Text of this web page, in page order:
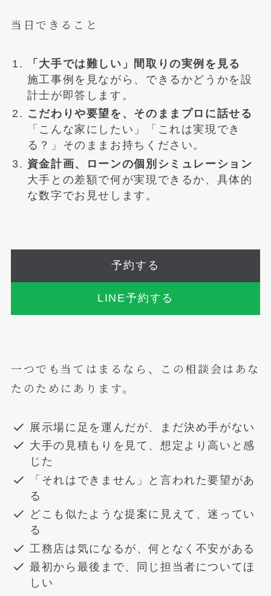
当日できること
「大手では難しい」間取りの実例を見る
施工事例を見ながら、できるかどうかを設
計士が即答します。
こだわりや要望を、そのままプロに話せる
「こんな家にしたい」「これは実現でき
る？」そのままお持ちください。
資金計画、ローンの個別シミュレーション
大手との差額で何が実現できるか、具体的
な数字でお見せします。
予約する
LINE予約する
一つでも当てはまるなら、この相談会はあな
たのためにあります。
展示場に足を運んだが、まだ決め手がない
大手の見積もりを見て、想定より高いと感
じた
「それはできません」と言われた要望があ
る
どこも似たような提案に見えて、迷ってい
る
工務店は気になるが、何となく不安がある
最初から最後まで、同じ担当者についてほ
しい